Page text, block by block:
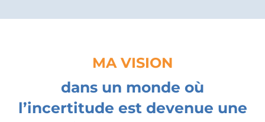
MA VISION
dans un monde où
l’incertitude est devenue une